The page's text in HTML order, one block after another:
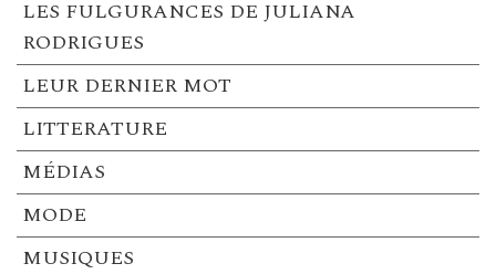
LES FULGURANCES DE JULIANA
RODRIGUES
LEUR DERNIER MOT
LITTERATURE
MÉDIAS
MODE
MUSIQUES